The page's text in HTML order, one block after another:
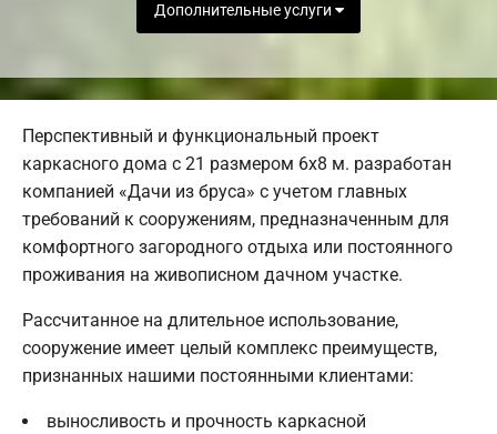
Дополнительные услуги
Перспективный и функциональный проект
каркасного дома с 21 размером 6х8 м. разработан
компанией «Дачи из бруса» с учетом главных
требований к сооружениям, предназначенным для
комфортного загородного отдыха или постоянного
проживания на живописном дачном участке.
Рассчитанное на длительное использование,
сооружение имеет целый комплекс преимуществ,
признанных нашими постоянными клиентами:
выносливость и прочность каркасной